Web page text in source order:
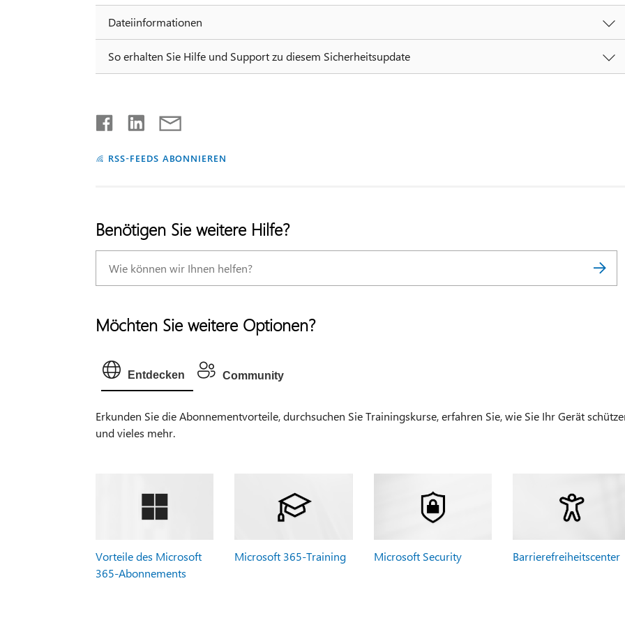
Dateiinformationen
So erhalten Sie Hilfe und Support zu diesem Sicherheitsupdate
RSS-FEEDS ABONNIEREN
Benötigen Sie weitere Hilfe?
Möchten Sie weitere Optionen?
Entdecken Community
Erkunden Sie die Abonnementvorteile, durchsuchen Sie Trainingskurse, erfahren Sie, wie Sie Ihr Gerät
und vieles mehr.
Vorteile des Microsoft
365-Abonnements
Microsoft 365-Training Microsoft Security Barrierefreiheitscenter